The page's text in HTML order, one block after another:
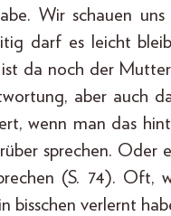
Wir schauen
darf es leicht
da noch der
aber auch
wenn man das
sprechen. Oder
(S. 74). Oft,
bisschen verlernt